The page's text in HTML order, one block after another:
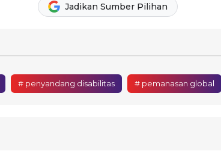
Jadikan Sumber Pilihan
# penyandang disabilitas # pemanasan global